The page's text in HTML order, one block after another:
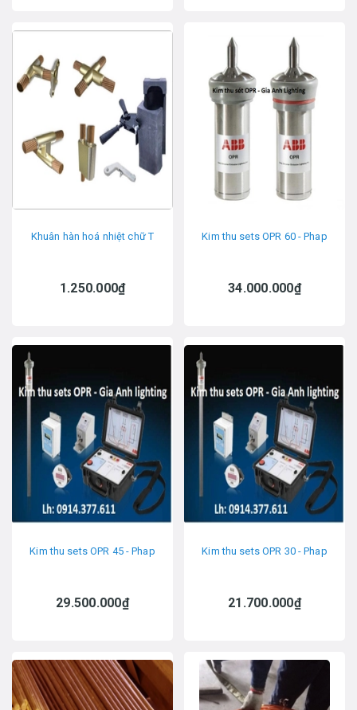
Khuân hàn hoá nhiệt chữ T
1.250.000₫
Kim thu sets OPR 60 - Phap
34.000.000₫
Kim thu sets OPR 45 - Phap
29.500.000₫
Kim thu sets OPR 30 - Phap
21.700.000₫